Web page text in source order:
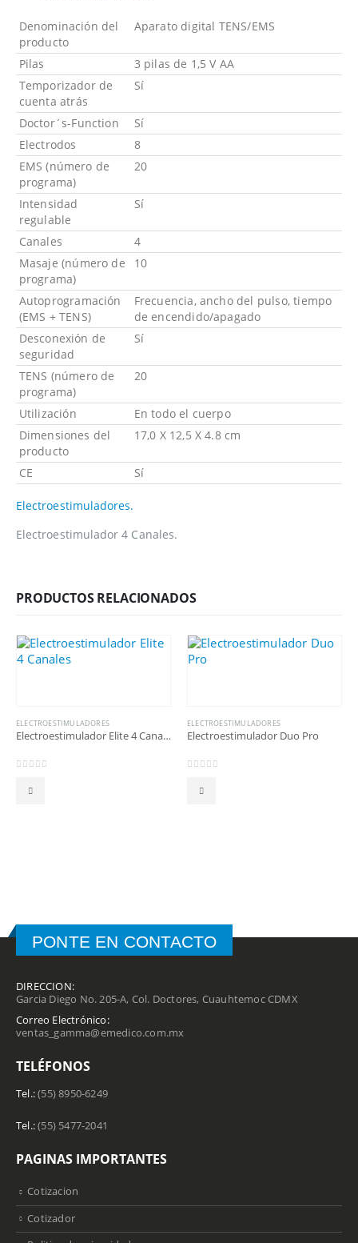
Denominación del
producto
Aparato digital TENS/EMS
Pilas
3 pilas de 1,5 V AA
Temporizador de
cuenta atrás
Sí
Doctor´s-Function
Sí
Electrodos
8
EMS (número de
programa)
20
Intensidad
regulable
Sí
Canales
4
Masaje (número de
programa)
10
Autoprogramación
(EMS + TENS)
Frecuencia, ancho del pulso, tiempo
de encendido/apagado
Desconexión de
seguridad
Sí
TENS (número de
programa)
20
Utilización
En todo el cuerpo
Dimensiones del
producto
17,0 X 12,5 X 4.8 cm
CE Sí
Electroestimuladores.
Electroestimulador 4 Canales.
PRODUCTOS RELACIONADOS
ELECTROESTIMULADORES
Electroestimulador Elite 4 Canales
ELECTROESTIMULADORES
Electroestimulador Duo Pro
PONTE EN CONTACTO
DIRECCION:
Garcia Diego No. 205-A, Col. Doctores, Cuauhtemoc CDMX
Correo Electrónico:
ventas_gamma@emedico.com.mx
TELÉFONOS
Tel.:(55) 8950-6249
Tel.:(55) 5477-2041
PAGINAS IMPORTANTES
Cotizacion
Cotizador